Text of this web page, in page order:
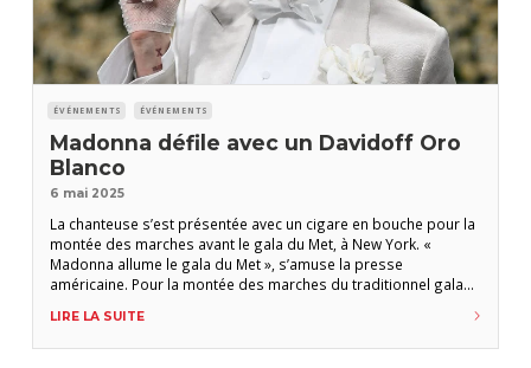
ÉVÉNEMENTS ÉVÉNEMENTS
Madonna défile avec un Davidoff Oro
Blanco
6 mai 2025
La chanteuse s’est présentée avec un cigare en bouche pour la
montée des marches avant le gala du Met, à New York. «
Madonna allume le gala du Met », s’amuse la presse
américaine. Pour la montée des marches du traditionnel gala
médias américains, elle portait un smoking ivoire
LIRE LA SUITE